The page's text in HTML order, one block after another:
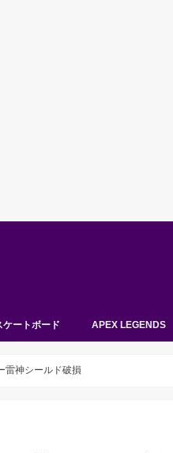
ケートボード APEX LEGENDS
雷神シールド破損